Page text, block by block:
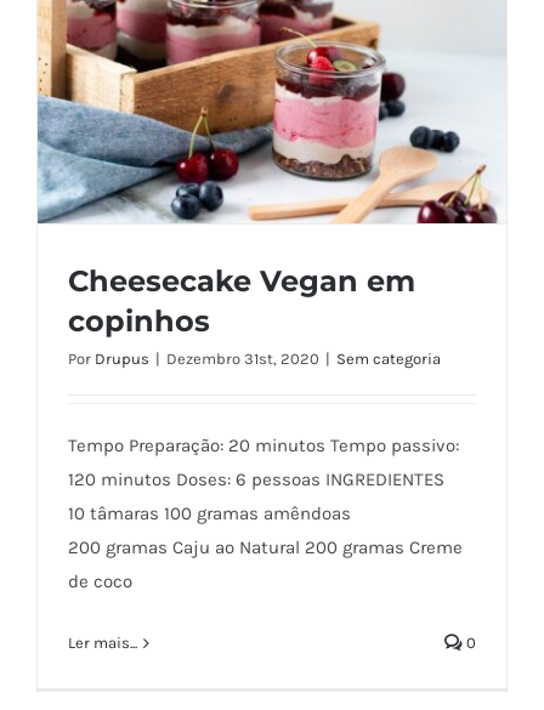
Cheesecake Vegan em
copinhos
Por Drupus | Dezembro 31st, 2020 | Sem categoria
Tempo Preparação: 20 minutos Tempo passivo:
120 minutos Doses: 6 pessoas INGREDIENTES
10 tâmaras⁣⁣ 100 gramas amêndoas⁣
200 gramas Caju ao Natural⁣ 200 gramas Creme
de coco⁣
Ler mais... 0